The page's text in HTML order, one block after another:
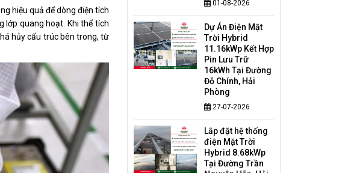
hiệu quả để dòng điện tích
lớp quang hoạt. Khi thể tích
hủy cấu trúc bên trong, từ
01-08-2026
Dự Án Điện Mặt
Trời Hybrid
11.16kWp Kết Hợp
Pin Lưu Trữ
16kWh Tại Đường
Đỗ Chính, Hải
Phòng
27-07-2026
Lắp đặt hệ thống
điện Mặt Trời
Hybrid 8.68kWp
Tại Đường Trần